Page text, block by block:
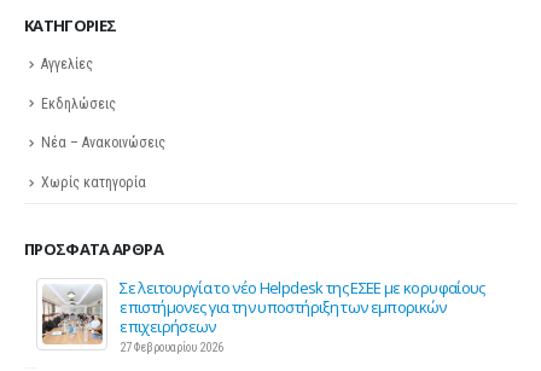
KΑΤΗΓΟΡΊΕΣ
Αγγελίες
Εκδηλώσεις
Νέα – Ανακοινώσεις
Χωρίς κατηγορία
ΠΡΌΣΦΑΤΑ ΆΡΘΡΑ
Σε λειτουργία το νέο Helpdesk της ΕΣΕΕ με κορυφαίους
επιστήμονες για την υποστήριξη των εμπορικών
επιχειρήσεων
27 Φεβρουαρίου 2026